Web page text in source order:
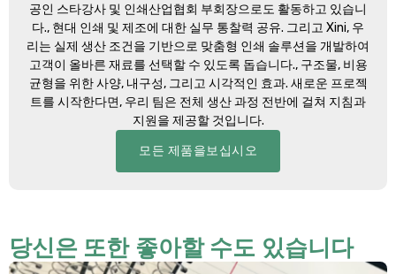
공인 스타강사 및 인쇄산업협회 부회장으로도 활동하고 있습니
다., 현대 인쇄 및 제조에 대한 실무 통찰력 공유. 그리고 Xini, 우
리는 실제 생산 조건을 기반으로 맞춤형 인쇄 솔루션을 개발하여
고객이 올바른 재료를 선택할 수 있도록 돕습니다., 구조물, 비용
균형을 위한 사양, 내구성, 그리고 시각적인 효과. 새로운 프로젝
트를 시작한다면, 우리 팀은 전체 생산 과정 전반에 걸쳐 지침과
지원을 제공할 것입니다.
모든 제품을보십시오
당신은 또한 좋아할 수도 있습니다